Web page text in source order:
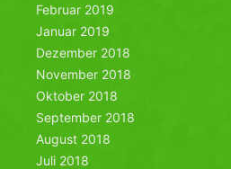
Februar 2019
Januar 2019
Dezember 2018
November 2018
Oktober 2018
September 2018
August 2018
Juli 2018